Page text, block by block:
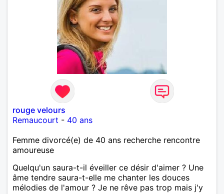
rouge velours
Remaucourt - 40 ans
Femme divorcé(e) de 40 ans recherche rencontre
amoureuse
Quelqu'un saura-t-il éveiller ce désir d'aimer ? Une
âme tendre saura-t-elle me chanter les douces
mélodies de l'amour ? Je ne rêve pas trop mais j'y